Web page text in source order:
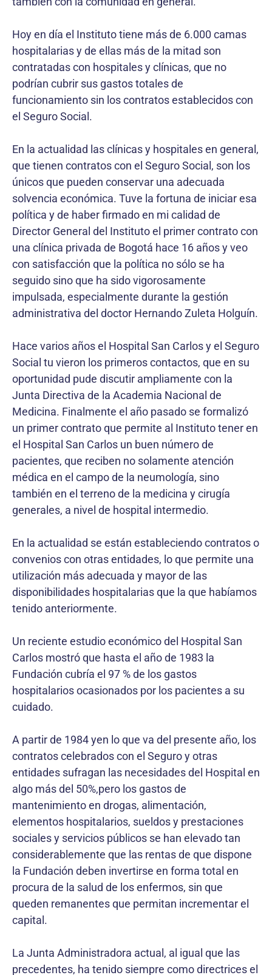
Hoy en día el Instituto tiene más de 6.000 camas
hospitalarias y de ellas más de la mitad son
contratadas con hospitales y clínicas, que no
podrían cubrir sus gastos totales de
funcionamiento sin los contratos establecidos con
el Seguro Social.
En la actualidad las clínicas y hospitales en general,
que tienen contratos con el Seguro Social, son los
únicos que pueden conservar una adecuada
solvencia económica. Tuve la fortuna de iniciar esa
política y de haber firmado en mi calidad de
Director General del Instituto el primer contrato con
una clínica privada de Bogotá hace 16 años y veo
con satisfacción que la política no sólo se ha
seguido sino que ha sido vigorosamente
impulsada, especialmente durante la gestión
administrativa del doctor Hernando Zuleta Holguín.
Hace varios años el Hospital San Carlos y el Seguro
Social tu vieron los primeros contactos, que en su
oportunidad pude discutir ampliamente con la
Junta Directiva de la Academia Nacional de
Medicina. Finalmente el año pasado se formalizó
un primer contrato que permite al Instituto tener en
el Hospital San Carlos un buen número de
pacientes, que reciben no solamente atención
médica en el campo de la neumología, sino
también en el terreno de la medicina y cirugía
generales, a nivel de hospital intermedio.
En la actualidad se están estableciendo contratos o
convenios con otras entidades, lo que permite una
utilización más adecuada y mayor de las
disponibilidades hospitalarias que la que habíamos
tenido anteriormente.
Un reciente estudio económico del Hospital San
Carlos mostró que hasta el año de 1983 la
Fundación cubría el 97 % de los gastos
hospitalarios ocasionados por los pacientes a su
cuidado.
A partir de 1984 yen lo que va del presente año, los
contratos celebrados con el Seguro y otras
entidades sufragan las necesidades del Hospital en
algo más del 50%,pero los gastos de
mantenimiento en drogas, alimentación,
elementos hospitalarios, sueldos y prestaciones
sociales y servicios públicos se han elevado tan
considerablemente que las rentas de que dispone
la Fundación deben invertirse en forma total en
procura de la salud de los enfermos, sin que
queden remanentes que permitan incrementar el
capital.
La Junta Administradora actual, al igual que las
precedentes, ha tenido siempre como directrices el